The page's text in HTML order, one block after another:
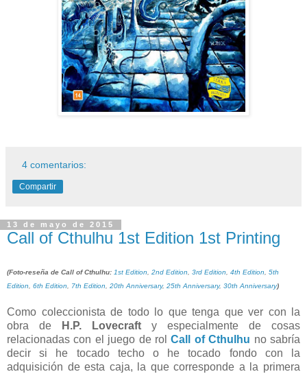
4 comentarios:
Compartir
13 de mayo de 2015
Call of Cthulhu 1st Edition 1st Printing
(Foto-reseña de Call of Cthulhu: 1st Edition 2nd Edition 3rd Edition 4th Edition
5th
Edition
6th Edition 7th Edition 20th Anniversary, 25th Anniversary, 30th Anniversary)
Como coleccionista de todo lo que tenga que ver con la
obra de
H.P. Lovecraft y especialmente de cosas
relacionadas con el juego de rolCall of Cthulhu no sabría
decir si he tocado techo o he tocado fondo con la
adquisición de esta caja, la que corresponde a la primera